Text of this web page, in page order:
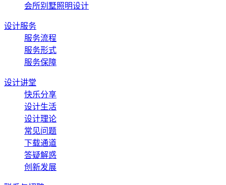
会所别墅照明设计
设计服务
服务流程
服务形式
服务保障
设计讲堂
快乐分享
设计生活
设计理论
常见问题
下载通道
答疑解惑
创新发展